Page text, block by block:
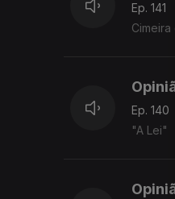
Ep. 141
Cimeira
Ep. 140
"A Lei"